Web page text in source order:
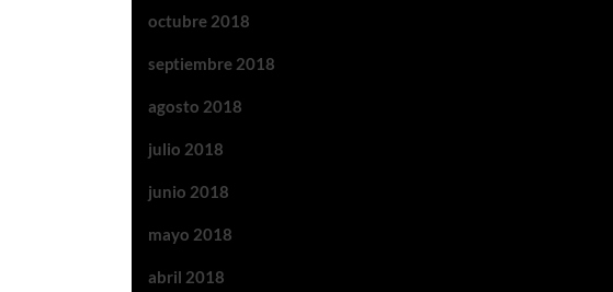
octubre 2018
septiembre 2018
agosto 2018
julio 2018
junio 2018
mayo 2018
abril 2018